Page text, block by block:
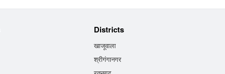
Districts
खाजूवाला
श्रीगंगानगर